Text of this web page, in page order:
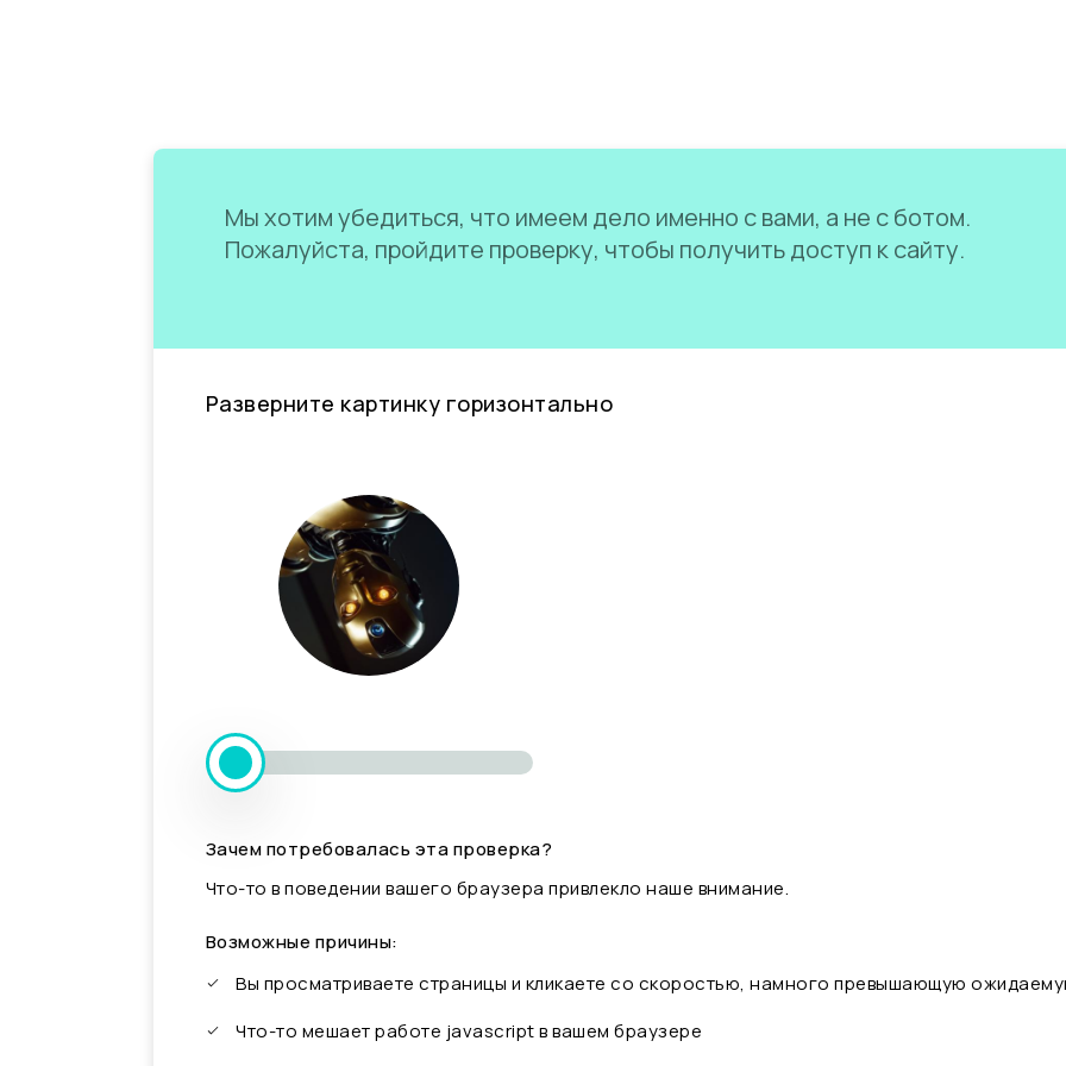
Мы хотим убедиться, что имеем дело именно с вами, а не с ботом.
Пожалуйста, пройдите проверку, чтобы получить доступ к сайту.
Разверните картинку горизонтально
Зачем потребовалась эта проверка?
Что-то в поведении вашего браузера привлекло наше внимание.
Возможные причины:
Вы просматриваете страницы и кликаете со скоростью, намного превышающую
Что-то мешает работе javascript в вашем браузере